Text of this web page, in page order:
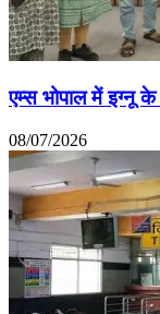
एम्स भोपाल में इग्नू के
08/07/2026